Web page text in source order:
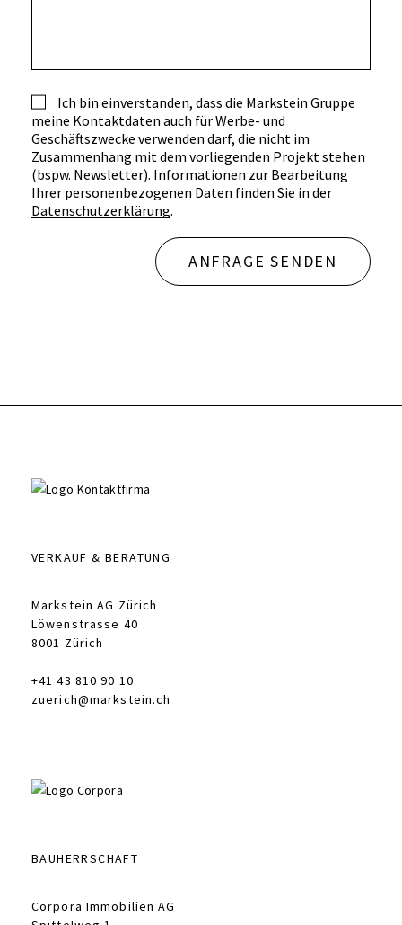
Ich bin einverstanden, dass die Markstein Gruppe
meine Kontaktdaten auch für Werbe- und
Geschäftszwecke verwenden darf, die nicht im
Zusammenhang mit dem vorliegenden Projekt stehen
(bspw. Newsletter). Informationen zur Bearbeitung
Ihrer personenbezogenen Daten finden Sie in der
Datenschutzerklärung.
VERKAUF & BERATUNG
Markstein AG Zürich
Löwenstrasse 40
8001 Zürich
+41 43 810 90 10
zuerich@markstein.ch
BAUHERRSCHAFT
Corpora Immobilien AG